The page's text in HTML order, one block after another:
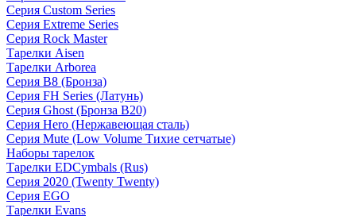
Серия Custom Series
Серия Extreme Series
Серия Rock Master
Тарелки Aisen
Тарелки Arborea
Серия B8 (Бронза)
Серия FH Series (Латунь)
Серия Ghost (Бронза B20)
Серия Hero (Нержавеющая сталь)
Серия Mute (Low Volume Тихие сетчатые)
Наборы тарелок
Тарелки EDCymbals (Rus)
Серия 2020 (Twenty Twenty)
Серия EGO
Тарелки Evans